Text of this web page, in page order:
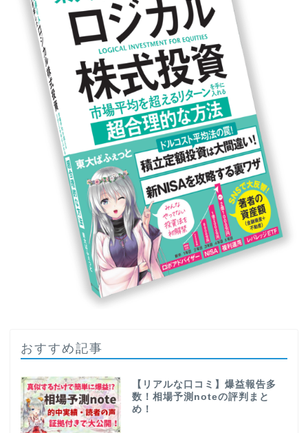
おすすめ記事
【リアルな口コミ】爆益報告多
数！相場予測noteの評判まと
め！